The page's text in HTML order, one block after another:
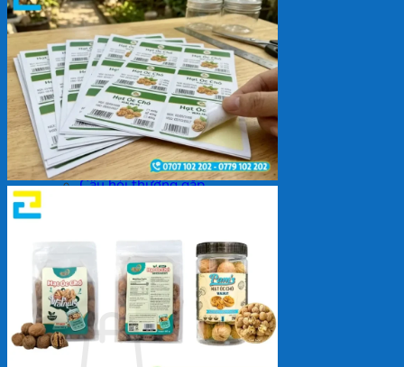
Backdrop
In Tem Nhãn
In Decal
Tin tức
Tin Tức In Kỹ Thuật Số
Tin Tức In UV
Tin tức công ty
Tuyển dụng
Câu hỏi thường gặp
Tìm
kiếm:
Giỏ hàng / 0₫